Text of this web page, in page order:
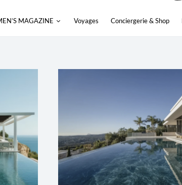
MAGAZINE Voyages Conciergerie & Shop